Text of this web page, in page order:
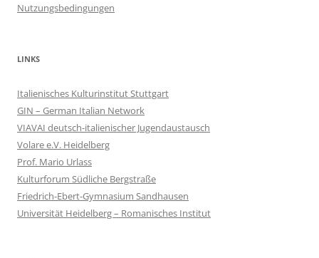
Nutzungsbedingungen
LINKS
Italienisches Kulturinstitut Stuttgart
GIN – German Italian Network
VIAVAI deutsch-italienischer Jugendaustausch
Volare e.V. Heidelberg
Prof. Mario Urlass
Kulturforum Südliche Bergstraße
Friedrich-Ebert-Gymnasium Sandhausen
Universität Heidelberg – Romanisches Institut